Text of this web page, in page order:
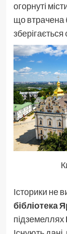
огорнуті
що втрачена
Історики не
бібліотека
підземеллях